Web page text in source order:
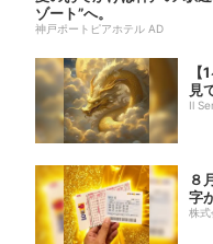
ゾート”へ。
神戸ポートピアホテル AD
見
Il
８
字
株